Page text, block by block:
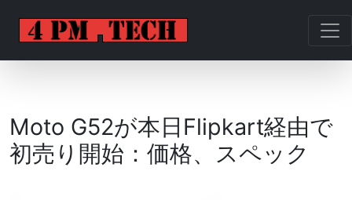
Moto G52が本日Flipkart経由で
初売り開始：価格、スペック